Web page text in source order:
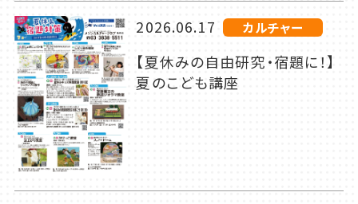
2026.06.17 カルチャー
【夏休みの自由研究・宿題に！】
夏のこども講座